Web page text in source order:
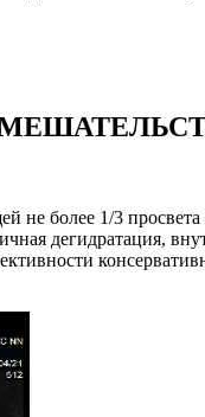
более 1/3 просвета
дегидратация,